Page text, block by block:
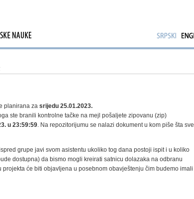
planirana za srijedu 25.01.2023.
ste branili kontrolne tačke na mejl pošaljete zipovanu (zip)
u 23:59:59. Na repozitorijumu se nalazi dokument u kom piše šta sve
grupe javi svom asistentu ukoliko tog dana postoji ispit i u koliko
dostupna) da bismo mogli kreirati satnicu dolazaka na odbranu
će biti objavljena u posebnom obavještenju čim budemo imali